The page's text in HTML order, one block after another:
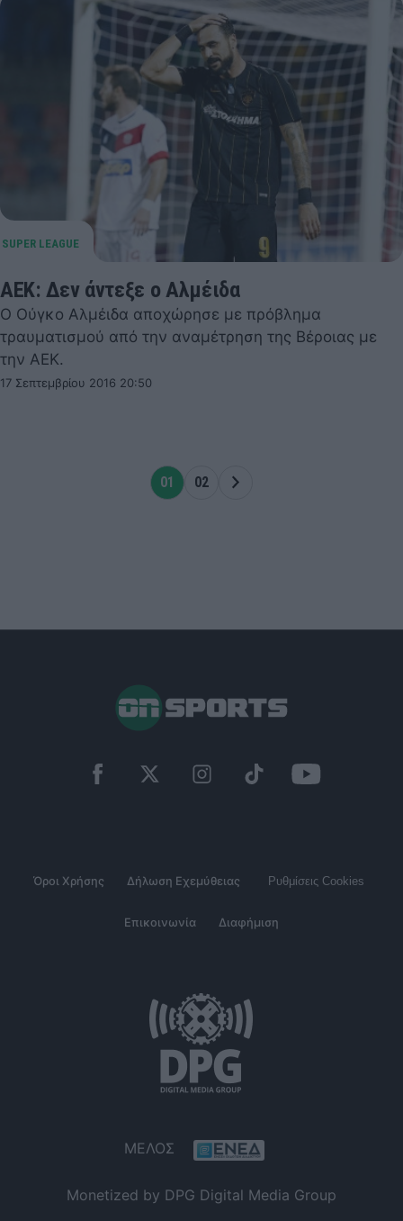
ΑΕΚ: Δεν άντεξε ο Αλμέιδα
Ο Ούγκο Αλμέιδα αποχώρησε με πρόβλημα
τραυματισμού από την αναμέτρηση της Βέροιας με
την ΑΕΚ.
17 Σεπτεμβρίου 2016 20:50
01 02
Όροι Χρήσης Δήλωση Εχεμύθειας Ρυθμίσεις Cookies
Επικοινωνία Διαφήμιση
ΜΕΛΟΣ
Monetized by DPG Digital Media Group